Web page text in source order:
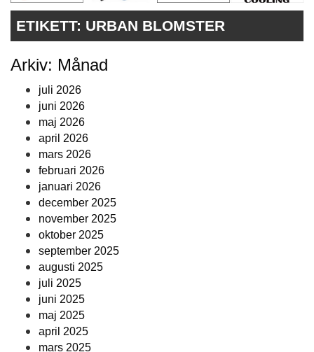
KONTAKT
ETIKETT: URBAN BLOMSTER
Arkiv: Månad
juli 2026
juni 2026
maj 2026
april 2026
mars 2026
februari 2026
januari 2026
december 2025
november 2025
oktober 2025
september 2025
augusti 2025
juli 2025
juni 2025
maj 2025
april 2025
mars 2025